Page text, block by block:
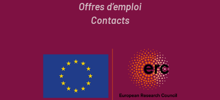
Offres d’emploi
Contacts